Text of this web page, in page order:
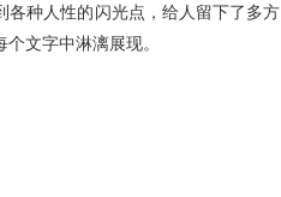
各种人性的闪光点，给人留下了多方
文字中淋漓展现。